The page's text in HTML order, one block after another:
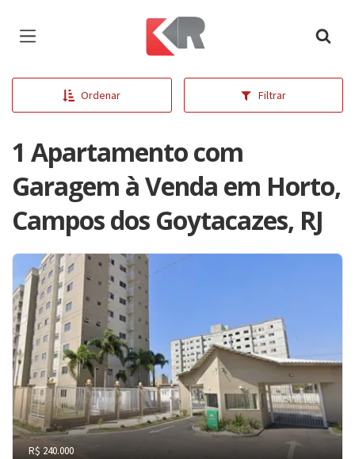
Página inicial
Ordenar Filtrar
1 Apartamento com
Garagem à Venda em Horto,
Campos dos Goytacazes, RJ
R$ 240.000